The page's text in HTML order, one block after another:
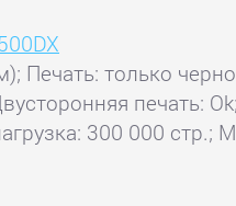
Печать: только
печать:
300 000